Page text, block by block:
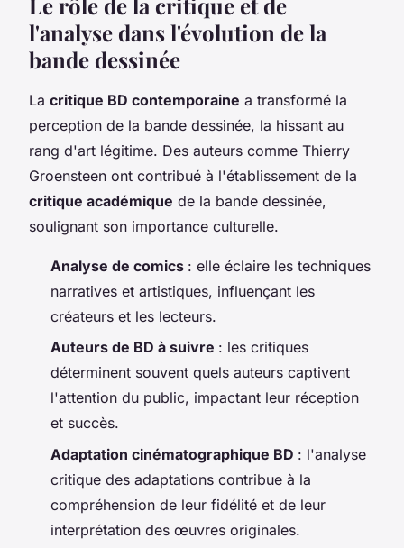
l'analyse dans l'évolution de la
bande dessinée
La critique BD contemporaine a transformé la
perception de la bande dessinée, la hissant au
rang d'art légitime. Des auteurs comme Thierry
Groensteen ont contribué à l'établissement de la
critique académique de la bande dessinée,
soulignant son importance culturelle.
Analyse de comics : elle éclaire les techniques
narratives et artistiques, influençant les
créateurs et les lecteurs.
Auteurs de BD à suivre : les critiques
déterminent souvent quels auteurs captivent
l'attention du public, impactant leur réception
et succès.
Adaptation cinématographique BD : l'analyse
critique des adaptations contribue à la
compréhension de leur fidélité et de leur
interprétation des œuvres originales.